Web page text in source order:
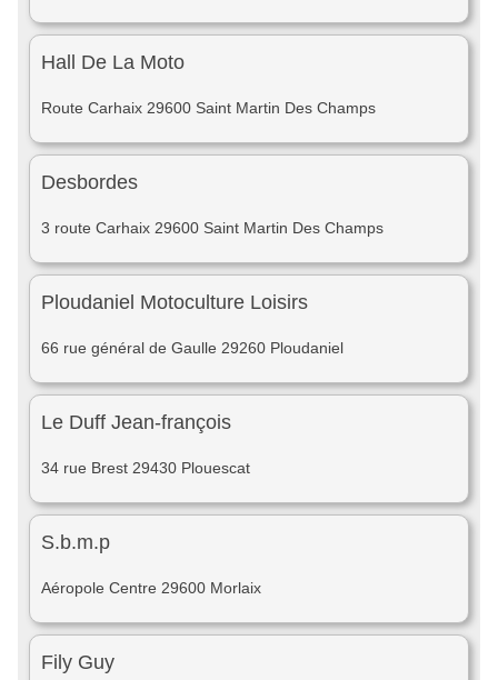
Hall De La Moto
Route Carhaix 29600 Saint Martin Des Champs
Desbordes
3 route Carhaix 29600 Saint Martin Des Champs
Ploudaniel Motoculture Loisirs
66 rue général de Gaulle 29260 Ploudaniel
Le Duff Jean-françois
34 rue Brest 29430 Plouescat
S.b.m.p
Aéropole Centre 29600 Morlaix
Fily Guy